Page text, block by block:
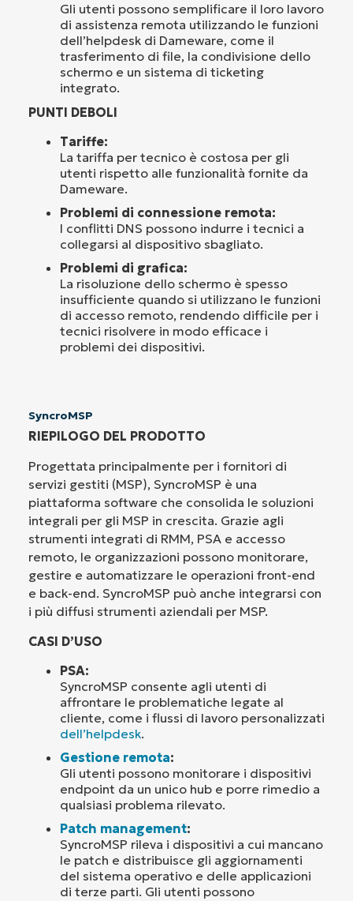
Gli utenti possono semplificare il loro lavoro
di assistenza remota utilizzando le funzioni
dell’helpdesk di Dameware, come il
trasferimento di file, la condivisione dello
schermo e un sistema di ticketing
integrato.
PUNTI DEBOLI
Tariffe:
La tariffa per tecnico è costosa per gli
utenti rispetto alle funzionalità fornite da
Dameware.
Problemi di connessione remota:
I conflitti DNS possono indurre i tecnici a
collegarsi al dispositivo sbagliato.
Problemi di grafica:
La risoluzione dello schermo è spesso
insufficiente quando si utilizzano le funzioni
di accesso remoto, rendendo difficile per i
tecnici risolvere in modo efficace i
problemi dei dispositivi.
SyncroMSP
RIEPILOGO DEL PRODOTTO
Progettata principalmente per i fornitori di
servizi gestiti (MSP), SyncroMSP è una
piattaforma software che consolida le soluzioni
integrali per gli MSP in crescita. Grazie agli
strumenti integrati di RMM, PSA e accesso
remoto, le organizzazioni possono monitorare,
gestire e automatizzare le operazioni front-end
e back-end. SyncroMSP può anche integrarsi con
i più diffusi strumenti aziendali per MSP.
CASI D’USO
PSA:
SyncroMSP consente agli utenti di
affrontare le problematiche legate al
cliente, come i flussi di lavoro personalizzati
dell’helpdesk.
Gestione remota:
Gli utenti possono monitorare i dispositivi
endpoint da un unico hub e porre rimedio a
qualsiasi problema rilevato.
Patch management:
SyncroMSP rileva i dispositivi a cui mancano
le patch e distribuisce gli aggiornamenti
del sistema operativo e delle applicazioni
di terze parti. Gli utenti possono